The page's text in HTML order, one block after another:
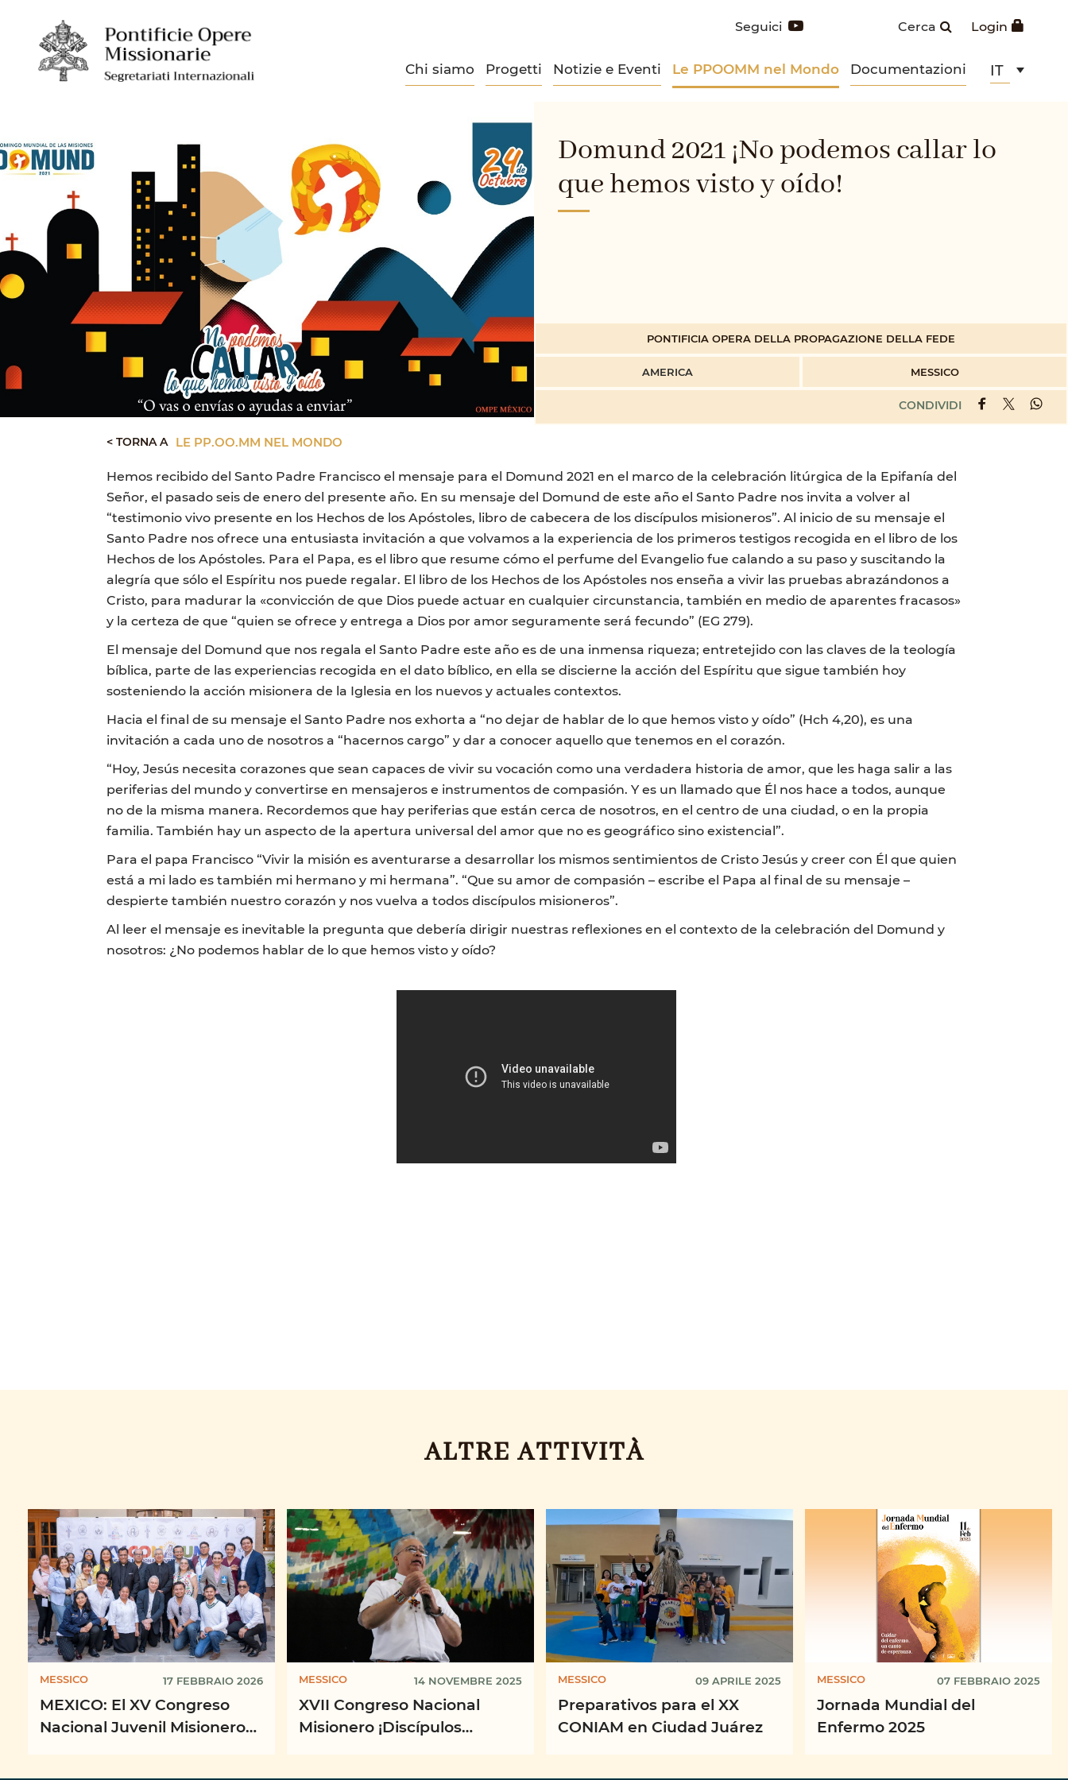
Login
Cerca
Seguici
Chi siamo Progetti Notizie e Eventi Le PPOOMM nel Mondo Documentazioni IT
Domund 2021 ¡No podemos callar lo
que hemos visto y oído!
PONTIFICIA OPERA DELLA PROPAGAZIONE DELLA FEDE
AMERICA MESSICO
CONDIVIDI
< TORNA A LE PP.OO.MM NEL MONDO
Hemos recibido del Santo Padre Francisco el mensaje para el Domund 2021 en el marco de la celebración litúrgica de la Epifanía del
Señor, el pasado seis de enero del presente año. En su mensaje del Domund de este año el Santo Padre nos invita a volver al
“testimonio vivo presente en los Hechos de los Apóstoles, libro de cabecera de los discípulos misioneros”. Al inicio de su mensaje el
Santo Padre nos ofrece una entusiasta invitación a que volvamos a la experiencia de los primeros testigos recogida en el libro de los
Hechos de los Apóstoles. Para el Papa, es el libro que resume cómo el perfume del Evangelio fue calando a su paso y suscitando la
alegría que sólo el Espíritu nos puede regalar. El libro de los Hechos de los Apóstoles nos enseña a vivir las pruebas abrazándonos a
Cristo, para madurar la «convicción de que Dios puede actuar en cualquier circunstancia, también en medio de aparentes fracasos»
y la certeza de que “quien se ofrece y entrega a Dios por amor seguramente será fecundo” (EG 279).
El mensaje del Domund que nos regala el Santo Padre este año es de una inmensa riqueza; entretejido con las claves de la teología
bíblica, parte de las experiencias recogida en el dato bíblico, en ella se discierne la acción del Espíritu que sigue también hoy
sosteniendo la acción misionera de la Iglesia en los nuevos y actuales contextos.
Hacia el final de su mensaje el Santo Padre nos exhorta a “no dejar de hablar de lo que hemos visto y oído” (Hch 4,20), es una
invitación a cada uno de nosotros a “hacernos cargo” y dar a conocer aquello que tenemos en el corazón.
“Hoy, Jesús necesita corazones que sean capaces de vivir su vocación como una verdadera historia de amor, que les haga salir a las
periferias del mundo y convertirse en mensajeros e instrumentos de compasión. Y es un llamado que Él nos hace a todos, aunque
no de la misma manera. Recordemos que hay periferias que están cerca de nosotros, en el centro de una ciudad, o en la propia
familia. También hay un aspecto de la apertura universal del amor que no es geográfico sino existencial”.
Para el papa Francisco “Vivir la misión es aventurarse a desarrollar los mismos sentimientos de Cristo Jesús y creer con Él que quien
está a mi lado es también mi hermano y mi hermana”. “Que su amor de compasión – escribe el Papa al final de su mensaje –
despierte también nuestro corazón y nos vuelva a todos discípulos misioneros”.
Al leer el mensaje es inevitable la pregunta que debería dirigir nuestras reflexiones en el contexto de la celebración del Domund y
nosotros: ¿No podemos hablar de lo que hemos visto y oído?
ALTRE ATTIVITÀ
MESSICO 17 FEBBRAIO 2026
MEXICO: El XV Congreso
Nacional Juvenil Misionero
MESSICO 14 NOVEMBRE 2025
XVII Congreso Nacional
Misionero ¡Discípulos
MESSICO 09 APRILE 2025
Preparativos para el XX
CONIAM en Ciudad Juárez
MESSICO 07 FEBBRAIO 2025
Jornada Mundial del
Enfermo 2025